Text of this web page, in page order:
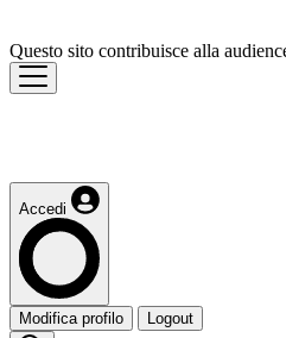
Questo sito contribuisce alla
Accedi
Modifica profilo Logout